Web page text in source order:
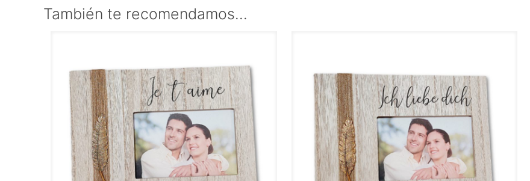
También te recomendamos…